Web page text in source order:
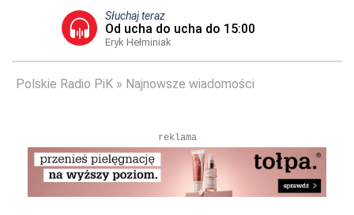
Słuchaj teraz
Od ucha do ucha do 15:00
Eryk Hełminiak
Polskie Radio PiK Najnowsze wiadomości
reklama